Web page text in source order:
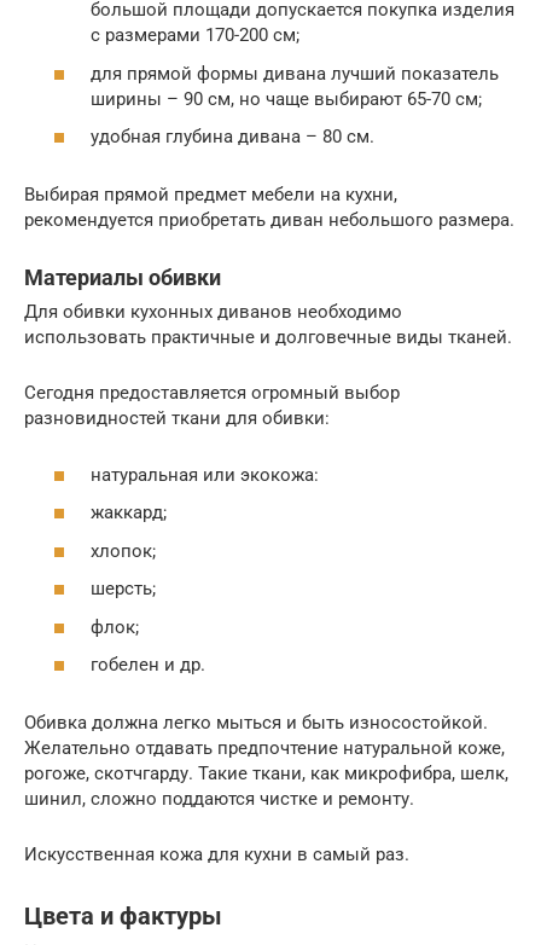
большой площади допускается покупка изделия
с размерами 170-200 см;
для прямой формы дивана лучший показатель
ширины – 90 см, но чаще выбирают 65-70 см;
удобная глубина дивана – 80 см.
Выбирая прямой предмет мебели на кухни,
рекомендуется приобретать диван небольшого размера.
Материалы обивки
Для обивки кухонных диванов необходимо
использовать практичные и долговечные виды тканей.
Сегодня предоставляется огромный выбор
разновидностей ткани для обивки:
натуральная или экокожа:
жаккард;
хлопок;
шерсть;
флок;
гобелен и др.
Обивка должна легко мыться и быть износостойкой.
Желательно отдавать предпочтение натуральной коже,
рогоже, скотчгарду. Такие ткани, как микрофибра, шелк,
шинил, сложно поддаются чистке и ремонту.
Искусственная кожа для кухни в самый раз.
Цвета и фактуры